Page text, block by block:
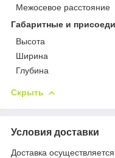
Межосевое расстояние
Габаритные и
Высота
Ширина
Глубина
Скрыть
Условия доставки
Доставка